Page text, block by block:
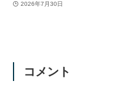
2026年7月30日
コメント